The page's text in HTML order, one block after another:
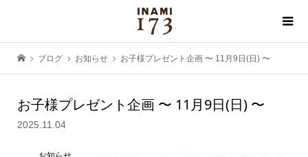
ブログ お知らせ お子様プレゼント企画 〜 11月9日(日) 〜
お子様プレゼント企画 〜 11月9日(日) 〜
2025.11.04